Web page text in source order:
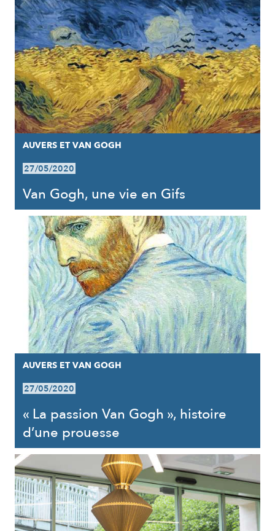
AUVERS ET VAN GOGH
27/05/2020
Van Gogh, une vie en Gifs
AUVERS ET VAN GOGH
27/05/2020
« La passion Van Gogh », histoire
d’une prouesse